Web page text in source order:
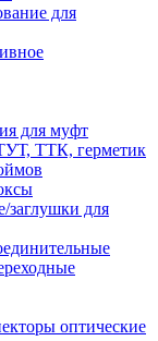
для
для муфт
ТТК, герметик
для
оптические